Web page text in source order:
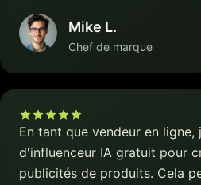
Mike L.
Chef de marque
En tant que vendeur en
d'influenceur IA gratuit pour
publicités de produits. Cela